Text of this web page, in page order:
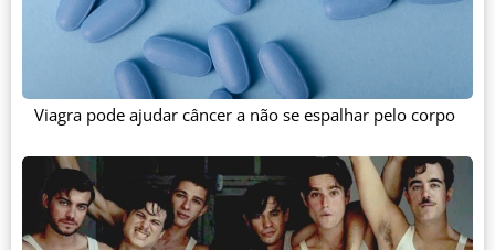
Viagra pode ajudar câncer a não se espalhar pelo corpo